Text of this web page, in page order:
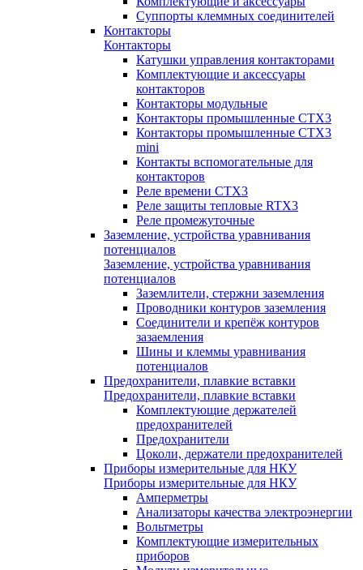
Суппорты клеммных соединителей
Контакторы
Контакторы
Катушки управления контакторами
Комплектующие и аксессуары
контакторов
Контакторы модульные
Контакторы промышленные CTX3
Контакторы промышленные CTX3
mini
Контакты вспомогательные для
контакторов
Реле времени CTX3
Реле защиты тепловые RTX3
Реле промежуточные
Заземление, устройства уравнивания
потенциалов
Заземление, устройства уравнивания
потенциалов
Заземлители, стержни заземления
Проводники контуров заземления
Соединители и крепёж контуров
зазаемления
Шины и клеммы уравнивания
потенциалов
Предохранители, плавкие вставки
Предохранители, плавкие вставки
Комплектующие держателей
предохранителей
Предохранители
Цоколи, держатели предохранителей
Приборы измерительные для НКУ
Приборы измерительные для НКУ
Амперметры
Анализаторы качества электроэнергии
Вольтметры
Комплектующие измерительных
приборов